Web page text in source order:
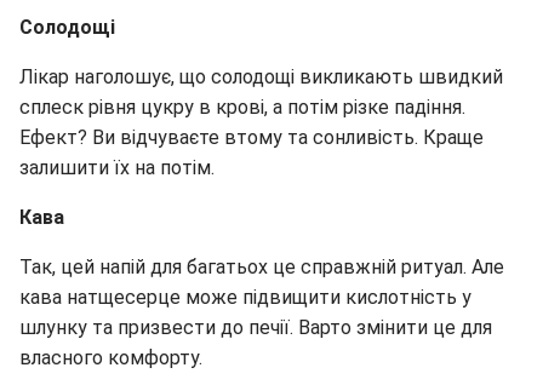
Солодощі
Лікар наголошує, що солодощі викликають швидкий
сплеск рівня цукру в крові, а потім різке падіння.
Ефект? Ви відчуваєте втому та сонливість. Краще
залишити їх на потім.
Кава
Так, цей напій для багатьох це справжній ритуал. Але
кава натщесерце може підвищити кислотність у
шлунку та призвести до печії. Варто змінити це для
власного комфорту.